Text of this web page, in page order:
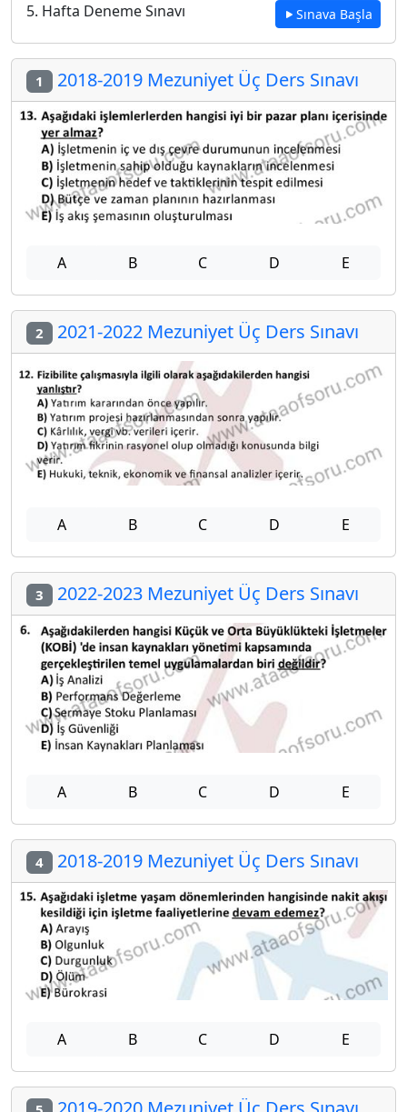
5. Hafta Deneme Sınavı Sınava Başla
1 2018-2019 Mezuniyet Üç Ders Sınavı
A B C D E
2 2021-2022 Mezuniyet Üç Ders Sınavı
A B C D E
3 2022-2023 Mezuniyet Üç Ders Sınavı
A B C D E
4 2018-2019 Mezuniyet Üç Ders Sınavı
A B C D E